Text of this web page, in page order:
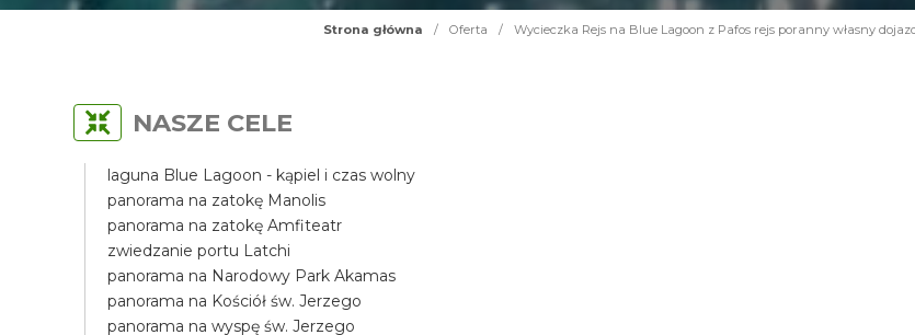
Strona główna / Oferta / Wycieczka Rejs na Blue Lagoon z Pafos rejs poranny własny
NASZE CELE
laguna Blue Lagoon - kąpiel i czas wolny
panorama na zatokę Manolis
panorama na zatokę Amfiteatr
zwiedzanie portu Latchi
panorama na Narodowy Park Akamas
panorama na Kościół św. Jerzego
panorama na wyspę św. Jerzego